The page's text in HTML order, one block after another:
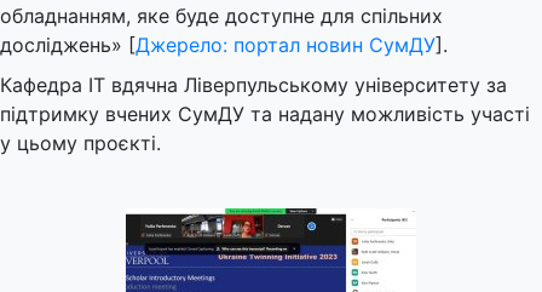
обладнанням, яке буде доступне для спільних
досліджень» [Джерело: портал новин СумДУ].
Кафедра ІТ вдячна Ліверпульському університету за
підтримку вчених СумДУ та надану можливість участі
у цьому проєкті.